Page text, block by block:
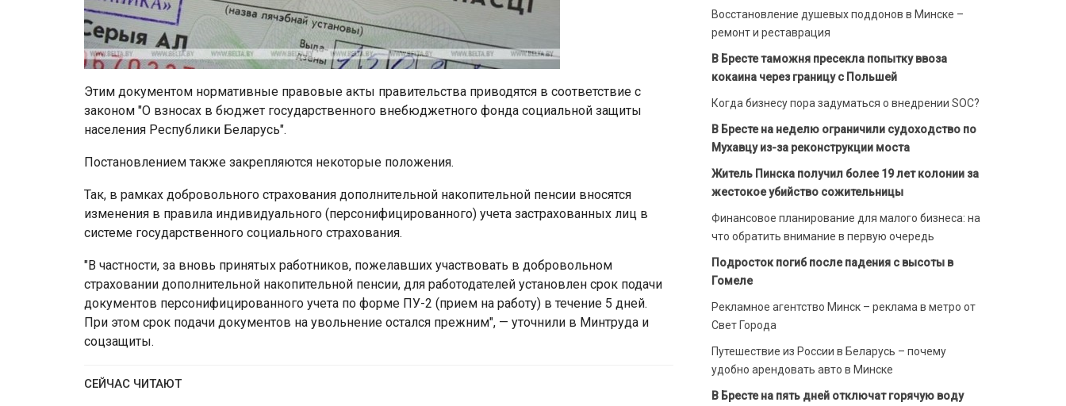
Этим документом нормативные правовые акты правительства приводятся в соответствие с
законом "О взносах в бюджет государственного внебюджетного фонда социальной защиты
населения Республики Беларусь".
Постановлением также закрепляются некоторые положения.
Так, в рамках добровольного страхования дополнительной накопительной пенсии вносятся
изменения в правила индивидуального (персонифицированного) учета застрахованных лиц в
системе государственного социального страхования.
"В частности, за вновь принятых работников, пожелавших участвовать в добровольном
страховании дополнительной накопительной пенсии, для работодателей установлен срок подачи
документов персонифицированного учета по форме ПУ-2 (прием на работу) в течение 5 дней.
При этом срок подачи документов на увольнение остался прежним", — уточнили в Минтруда и
соцзащиты.
СЕЙЧАС ЧИТАЮТ
Восстановление душевых поддонов в Минске –
ремонт и реставрация
В Бресте таможня пресекла попытку ввоза
кокаина через границу с Польшей
Когда бизнесу пора задуматься о внедрении SOC?
В Бресте на неделю ограничили судоходство по
Мухавцу из-за реконструкции моста
Житель Пинска получил более 19 лет колонии за
жестокое убийство сожительницы
Финансовое планирование для малого бизнеса: на
что обратить внимание в первую очередь
Подросток погиб после падения с высоты в
Гомеле
Рекламное агентство Минск – реклама в метро от
Свет Города
Путешествие из России в Беларусь – почему
удобно арендовать авто в Минске
В Бресте на пять дней отключат горячую воду